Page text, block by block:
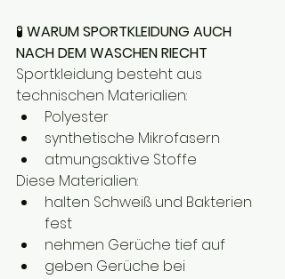
🧪 WARUM SPORTKLEIDUNG AUCH
NACH DEM WASCHEN RIECHT
Sportkleidung besteht aus
technischen Materialien:
Polyester
synthetische Mikrofasern
atmungsaktive Stoffe
Diese Materialien:
halten Schweiß und Bakterien
fest
nehmen Gerüche tief auf
geben Gerüche bei